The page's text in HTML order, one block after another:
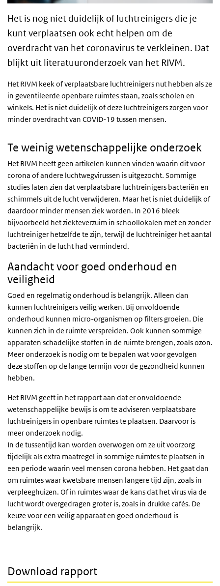
Het is nog niet duidelijk of luchtreinigers die je
kunt verplaatsen ook echt helpen om de
overdracht van het coronavirus te verkleinen. Dat
blijkt uit literatuuronderzoek van het RIVM.
Het RIVM keek of verplaatsbare luchtreinigers nut hebben als ze
in geventileerde openbare ruimtes staan, zoals scholen en
winkels. Het is niet duidelijk of deze luchtreinigers zorgen voor
minder overdracht van COVID-19 tussen mensen.
Te weinig wetenschappelijke onderzoek
Het RIVM heeft geen artikelen kunnen vinden waarin dit voor
corona of andere luchtwegvirussen is uitgezocht. Sommige
studies laten zien dat verplaatsbare luchtreinigers bacteriën en
schimmels uit de lucht verwijderen. Maar het is niet duidelijk of
daardoor minder mensen ziek worden. In 2016 bleek
bijvoorbeeld het ziekteverzuim in schoollokalen met en zonder
luchtreiniger hetzelfde te zijn, terwijl de luchtreiniger het aantal
bacteriën in de lucht had verminderd.
Aandacht voor goed onderhoud en
veiligheid
Goed en regelmatig onderhoud is belangrijk. Alleen dan
kunnen luchtreinigers veilig werken. Bij onvoldoende
onderhoud kunnen micro-organismen op filters groeien. Die
kunnen zich in de ruimte verspreiden. Ook kunnen sommige
apparaten schadelijke stoffen in de ruimte brengen, zoals ozon.
Meer onderzoek is nodig om te bepalen wat voor gevolgen
deze stoffen op de lange termijn voor de gezondheid kunnen
hebben.
Het RIVM geeft in het rapport aan dat er onvoldoende
wetenschappelijke bewijs is om te adviseren verplaatsbare
luchtreinigers in openbare ruimtes te plaatsen. Daarvoor is
meer onderzoek nodig.
In de tussentijd kan worden overwogen om ze uit voorzorg
tijdelijk als extra maatregel in sommige ruimtes te plaatsen in
een periode waarin veel mensen corona hebben. Het gaat dan
om ruimtes waar kwetsbare mensen langere tijd zijn, zoals in
verpleeghuizen. Of in ruimtes waar de kans dat het virus via de
lucht wordt overgedragen groter is, zoals in drukke cafés. De
keuze voor een veilig apparaat en goed onderhoud is
belangrijk.
Download rapport